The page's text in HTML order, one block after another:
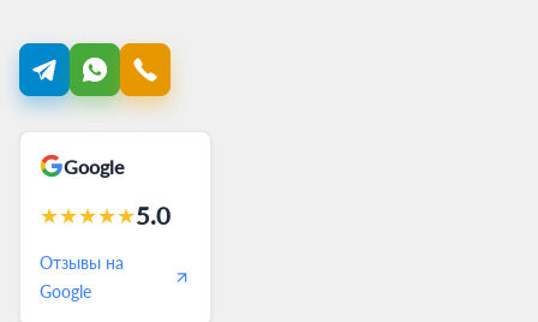
Google
★★★★★5.0
Отзывы на
Google